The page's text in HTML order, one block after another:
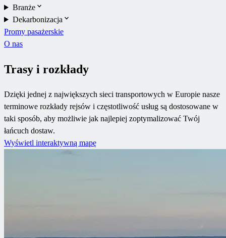
Branże
Dekarbonizacja
Promy pasażerskie
O nas
Trasy i rozkłady
Dzięki jednej z największych sieci transportowych w Europie nasze
terminowe rozkłady rejsów i częstotliwość usług są dostosowane w
taki sposób, aby możliwie jak najlepiej zoptymalizować Twój
łańcuch dostaw.
Wyświetl interaktywną mapę